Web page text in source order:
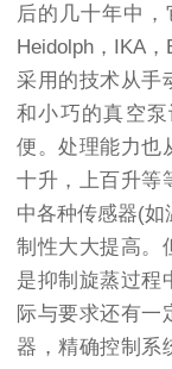
后的几十年中，
Heidolph，IKA，
采用的技术从手
和小巧的真空
便。处理能力也
十升，上百升等
中各种传感器(
制性大大提高。
是抑制旋蒸过程
际与要求还有一
器，精确控制系